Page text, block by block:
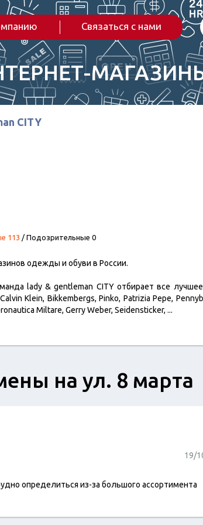
Связаться с нами
CITY
113 / Подозрительные 0
одежды и обуви в России.
lady & gentleman CITY отбирает все
Klein, Bikkembergs, Pinko, Patrizia Pepe,
Miltare, Gerry Weber, Seidensticker, ...
на ул. 8 марта
19/
определиться из-за большого ассортимента